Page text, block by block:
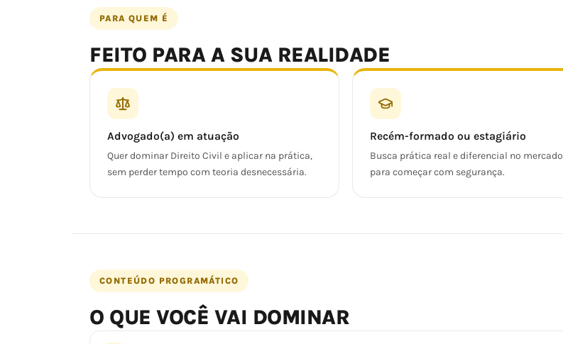
PARA QUEM É
FEITO PARA A SUA REALIDADE
Advogado(a) em atuação
Quer dominar Direito Civil e aplicar na prática,
sem perder tempo com teoria desnecessária.
Recém-formado ou estagiário
Busca prática real e diferencial no mercado
para começar com segurança.
CONTEÚDO PROGRAMÁTICO
O QUE VOCÊ VAI DOMINAR